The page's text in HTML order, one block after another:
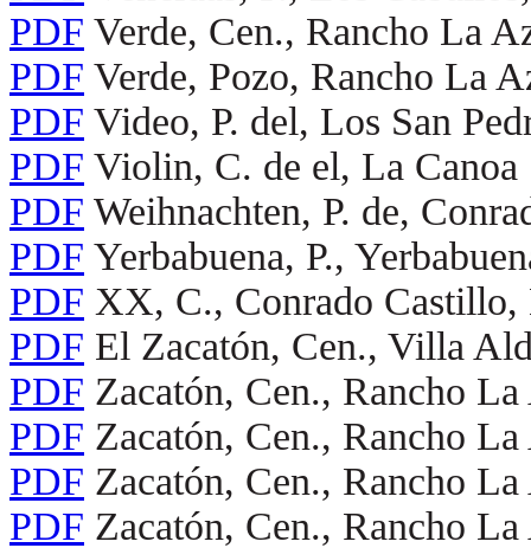
PDF Verde, Cen., Rancho La
PDF Verde, Pozo, Rancho La
PDF Video, P. del, Los San
PDF Violin, C. de el, La Canoa
PDF Weihnachten, P. de,
PDF Yerbabuena, P.,
PDF XX, C., Conrado
PDF El Zacatón, Cen., Villa
PDF Zacatón, Cen., Rancho
PDF Zacatón, Cen., Rancho
PDF Zacatón, Cen., Rancho
PDF Zacatón, Cen., Rancho